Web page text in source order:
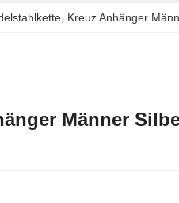
Kreuz Anhänger
Männer